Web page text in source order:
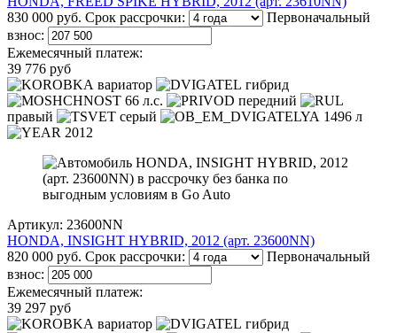
830 000 руб. Срок рассрочки:
Первоначальный
взнос:
Ежемесячный платеж:
39 776 руб
вариатор
гибрид
66 л.с.
передний
правый
серый
1496 л
2012
Артикул: 23600NN
HONDA, INSIGHT HYBRID, 2012 (арт. 23600NN)
820 000 руб. Срок рассрочки:
Первоначальный
взнос:
Ежемесячный платеж:
39 297 руб
вариатор
гибрид